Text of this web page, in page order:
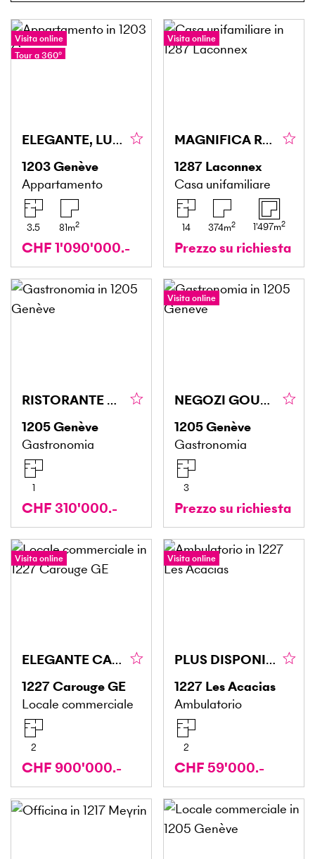
Visita online
Tour a 360°
ELEGANTE, LUMINOSO & RAFFINATO
1203Genève
Appartamento
3.5 81m2
CHF 1'090'000.-
Visita online
MAGNIFICA RESIDENZA CON DEPENDANCE E ANNESSO
1287 Laconnex
Casa unifamiliare
14 374m2 1'497m2
Prezzo su richiesta
RISTORANTE CON OTTIMO FATTURATO
1205Genève
Gastronomia
1
CHF 310'000.-
Visita online
NEGOZI GOURMET, QUARTIERI VIVACI
1205Genève
Gastronomia
3
Prezzo su richiesta
Visita online
ELEGANTE CANTINA IN CAROUGE
1227Carouge GE
Locale commerciale
2
CHF 900'000.-
Visita online
PLUS DISPONIBLE PLUS DISPONIBLE
1227 Les Acacias
Ambulatorio
2
CHF 59'000.-